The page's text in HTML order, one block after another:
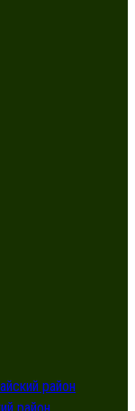
район